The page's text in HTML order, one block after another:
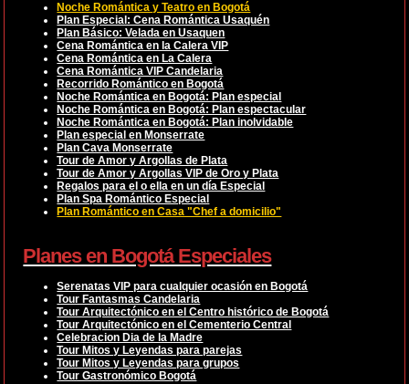
Noche Romántica y Teatro en Bogotá
Plan Especial: Cena Romántica Usaquén
Plan Básico: Velada en Usaquen
Cena Romántica en la Calera VIP
Cena Romántica en La Calera
Cena Romántica VIP Candelaria
Recorrido Romántico en Bogotá
Noche Romántica en Bogotá: Plan especial
Noche Romántica en Bogotá: Plan espectacular
Noche Romántica en Bogotá: Plan inolvidable
Plan especial en Monserrate
Plan Cava Monserrate
Tour de Amor y Argollas de Plata
Tour de Amor y Argollas VIP de Oro y Plata
Regalos para el o ella en un día Especial
Plan Spa Romántico Especial
Plan Romántico en Casa "Chef a domicilio"
Planes en Bogotá Especiales
Serenatas VIP para cualquier ocasión en Bogotá
Tour Fantasmas Candelaria
Tour Arquitectónico en el Centro histórico de Bogotá
Tour Arquitectónico en el Cementerio Central
Celebracion Dia de la Madre
Tour Mitos y Leyendas para parejas
Tour Mitos y Leyendas para grupos
Tour Gastronómico Bogotá